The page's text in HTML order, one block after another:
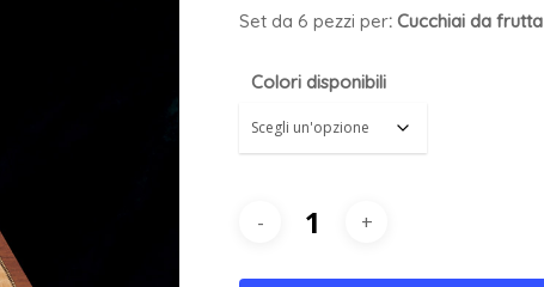
Set da 6 pezzi per: Cucchiai da frutta
Colori disponibili